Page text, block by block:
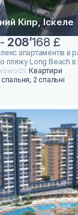
Кіпр, Іскеле
208’168 £
апартаментів в
пляжу Long Beach в
Квартири
спальня, 2 спальні